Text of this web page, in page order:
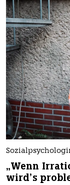
„Wenn
wird’s